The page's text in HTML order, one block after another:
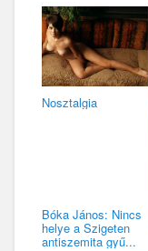
Nosztalgia
Bóka János: Nincs
helye a Szigeten
antiszemita gyű...